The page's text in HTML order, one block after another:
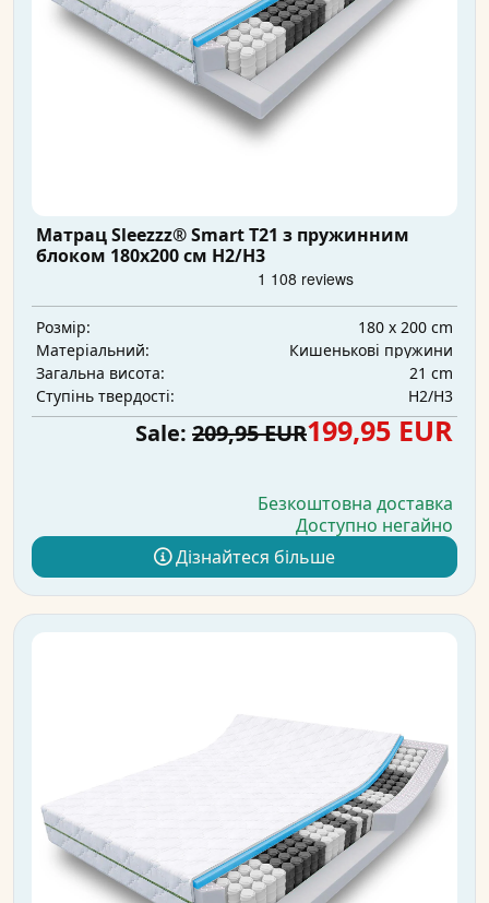
Матрац Sleezzz® Smart T21 з пружинним
блоком 180x200 см H2/H3
Розмір:
180 x 200 cm
Матеріальний:
Кишенькові пружини
Загальна висота:
21 cm
Ступінь твердості:
H2/H3
Sale: 209,95 EUR199,95 EUR
Безкоштовна доставка
Доступно негайно
Дізнайтеся більше